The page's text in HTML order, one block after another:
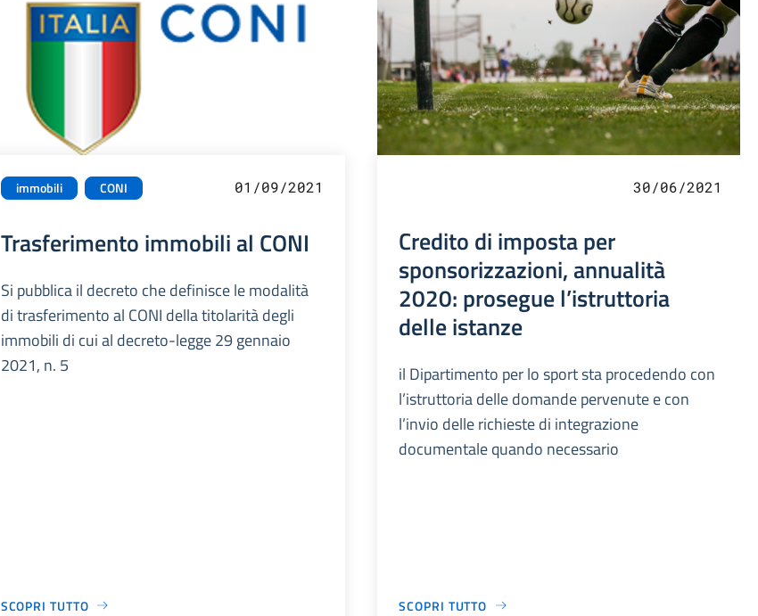
immobili CONI 01/09/2021
Trasferimento immobili al CONI
Si pubblica il decreto che definisce le modalità
di trasferimento al CONI della titolarità degli
immobili di cui al decreto-legge 29 gennaio
2021, n. 5
SCOPRI TUTTO
30/06/2021
Credito di imposta per
sponsorizzazioni, annualità
2020: prosegue l’istruttoria
delle istanze
il Dipartimento per lo sport sta procedendo con
l’istruttoria delle domande pervenute e con
l’invio delle richieste di integrazione
documentale quando necessario
SCOPRI TUTTO